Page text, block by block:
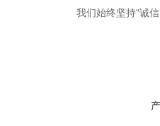
我们始终坚持“诚